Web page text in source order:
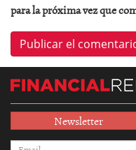
para la próxima vez que
Newsletter